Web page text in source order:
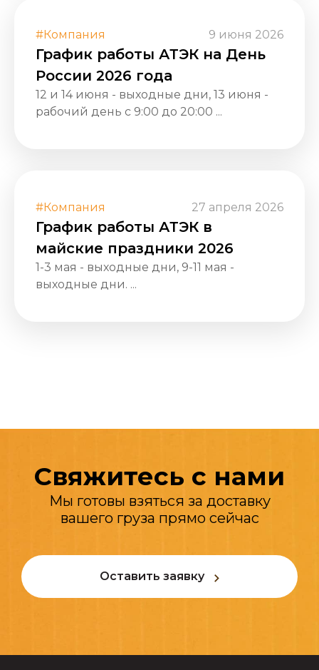
#Компания 9 июня 2026
График работы АТЭК на День
России 2026 года
12 и 14 июня - выходные дни, 13 июня -
рабочий день с 9:00 до 20:00 ...
#Компания 27 апреля 2026
График работы АТЭК в
майские праздники 2026
1-3 мая - выходные дни, 9-11 мая -
выходные дни. ...
Свяжитесь с нами
Мы готовы взяться за доставку
вашего груза прямо сейчас
Оставить заявку